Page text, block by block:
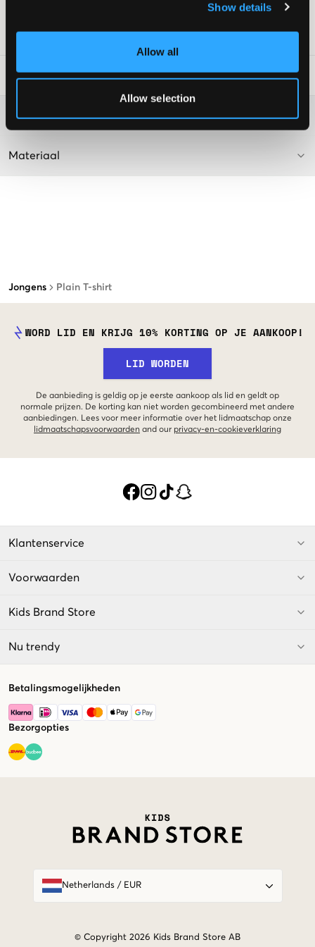
Show details
Allow all
Allow selection
Jongens Plain T-shirt
Light Grey Marl
SKU:128156-011
Laundry Advice:
Washing advice
Materiaal
WORD LID EN KRIJG 10% KORTING OP JE AANKOOP!
LID WORDEN
De aanbieding is geldig op je eerste aankoop als lid en geldt op
normale prijzen. De korting kan niet worden gecombineerd met andere
aanbiedingen. Lees voor meer informatie over het lidmaatschap onze
lidmaatschapsvoorwaarden and our privacy-en-cookieverklaring
Klantenservice
Voorwaarden
Kids Brand Store
Nu trendy
Betalingsmogelijkheden
Bezorgopties
Netherlands/ EUR
© Copyright 2026 Kids Brand Store AB